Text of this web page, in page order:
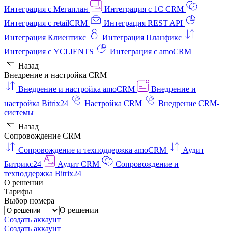
Интеграция с Мегаплан
Интеграция с 1C CRM
Интеграция с retailCRM
Интеграция REST API
Интеграция Клиентикс
Интеграция Планфикс
Интеграция с YCLIENTS
Интеграция с amoCRM
Назад
Внедрение и настройка CRM
Внедрение и настройка amoCRM
Внедрение и
настройка Bitrix24
Настройка CRM
Внедрение CRM-
системы
Назад
Сопровождение CRM
Сопровождение и техподдержка amoCRM
Аудит
Битрикс24
Аудит CRM
Сопровождение и
техподдержка Bitrix24
О решении
Тарифы
Выбор номера
О решении
Создать аккаунт
Создать аккаунт